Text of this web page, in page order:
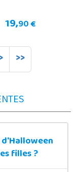
19,90 €
>>
filles ?